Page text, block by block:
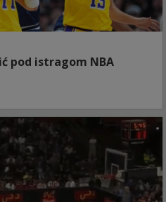
pod istragom NBA